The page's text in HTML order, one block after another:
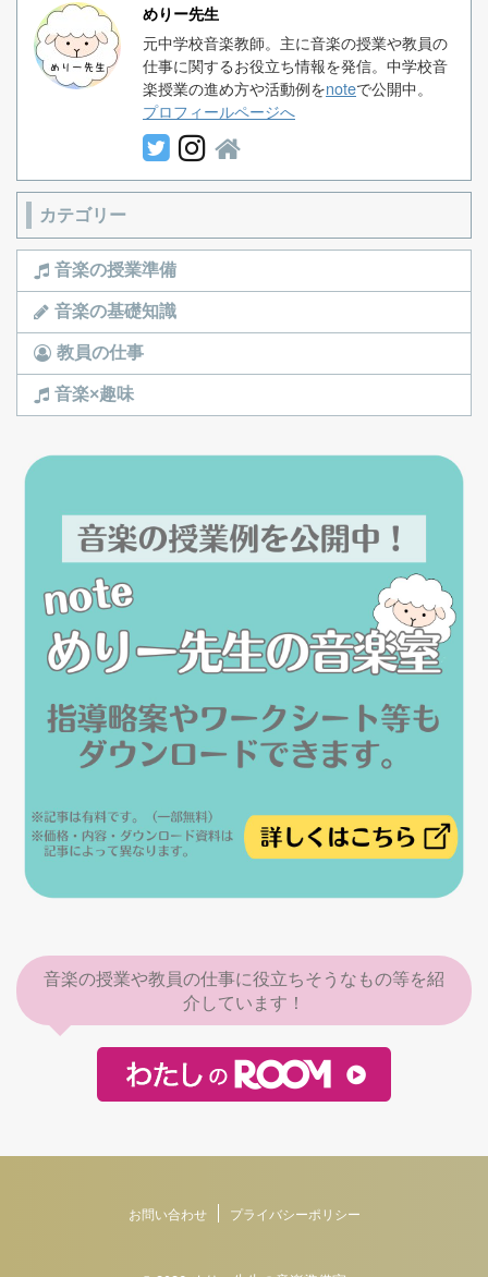
めりー先生
元中学校音楽教師。主に音楽の授業や教員の
仕事に関するお役立ち情報を発信。中学校音
楽授業の進め方や活動例をnoteで公開中。
プロフィールページへ
カテゴリー
音楽の授業準備
音楽の基礎知識
教員の仕事
音楽×趣味
音楽の授業や教員の仕事に役立ちそうなもの等を紹
介しています！
お問い合わせ プライバシーポリシー